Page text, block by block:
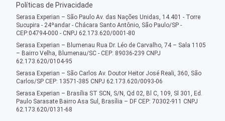
Políticas de Privacidade
Serasa Experian – São Paulo Av. das Nações Unidas, 14.401 - Torre
Sucupira - 24ºandar - Chácara Santo Antônio, São Paulo/SP -
CEP:04794-000 - CNPJ 62.173.620/0001-80
Serasa Experian – Blumenau Rua Dr. Léo de Carvalho, 74 – Sala 1105
– Bairro Velha, Blumenau/SC - CEP: 89036-239 CNPJ
62.173.620/0104-95
Serasa Experian – São Carlos Av. Doutor Heitor José Reali, 360, São
Carlos/SP CEP: 13571-385 CNPJ 62.173.620/0093-06
Serasa Experian – Brasília ST SCN, S/N, Qd 02, Bl C, 109, Sl 301, Ed.
Paulo Sarasate Bairro Asa Sul, Brasília – DF CEP: 70302-911 CNPJ
62.173.620/0131-68